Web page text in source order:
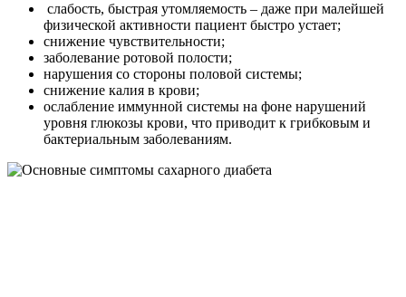
слабость, быстрая утомляемость – даже при малейшей
физической активности пациент быстро устает;
снижение чувствительности;
заболевание ротовой полости;
нарушения со стороны половой системы;
снижение калия в крови;
ослабление иммунной системы на фоне нарушений
уровня глюкозы крови, что приводит к грибковым и
бактериальным заболеваниям.